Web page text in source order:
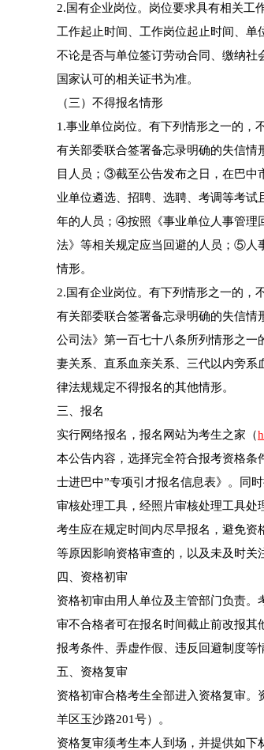
2.国有企业岗位。岗位要求具有相关工
工作起止时间、工作岗位起止时间、单
不论是否与单位签订劳动合同、缴纳
国家认可的相关证书为准。
（三）不得报名情形
1.事业单位岗位。有下列情形之一的
有关部委联合签署备忘录明确的失信
目人员；③截至公告发布之日，在巴中
业单位遴选、招聘、选聘、考调等考
年的人员；④按照《事业单位人事管理
法》等相关规定应当回避的人员；⑤人
情形。
2.国有企业岗位。有下列情形之一的
有关部委联合签署备忘录明确的失信
公司法》第一百七十八条所列情形之
妻关系、直系血亲关系、三代以内旁
律法规规定不得报名的其他情形。
三、报名
实行网络报名，报名网站为考生之家（
本公告内容，选择完全符合报考资格条
士进巴中”专项引才报名信息表》。同
审核处理工具，经照片审核处理工具处
考生应在规定时间内尽早报名，避免
等原因影响资格审查的，以及未及时关
四、资格初审
资格初审由用人单位及主管部门负责。
审不合格者可在报名时间截止前改报
报考条件、弄虚作假、违反回避制度等
五、资格复审
资格初审合格考生全部进入资格复审。
羊区玉沙路201号）。
资格复审须考生本人到场，并提供如下